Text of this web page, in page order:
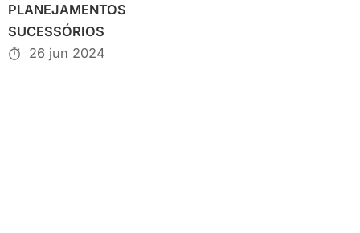
PLANEJAMENTOS
SUCESSÓRIOS
26 jun 2024